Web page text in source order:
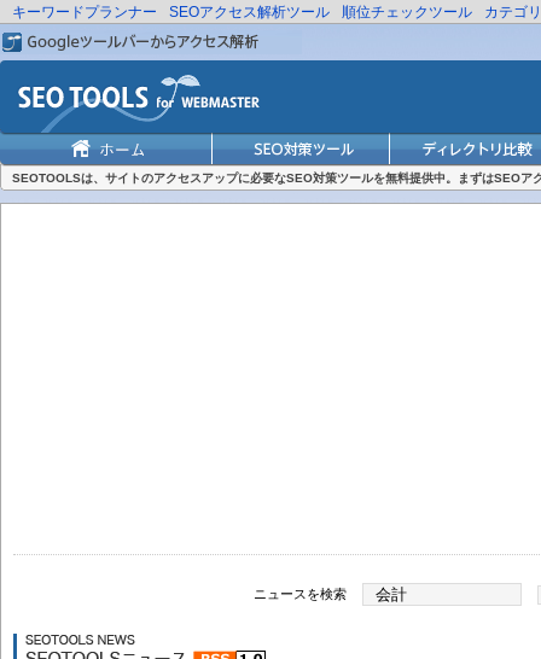
キーワードプランナー SEOアクセス解析ツール 順位チェックツール カテゴ
SEOTOOLSは、サイトのアクセスアップに必要なSEO対策ツールを無料提供中。まずはSEOア
ニュースを検索